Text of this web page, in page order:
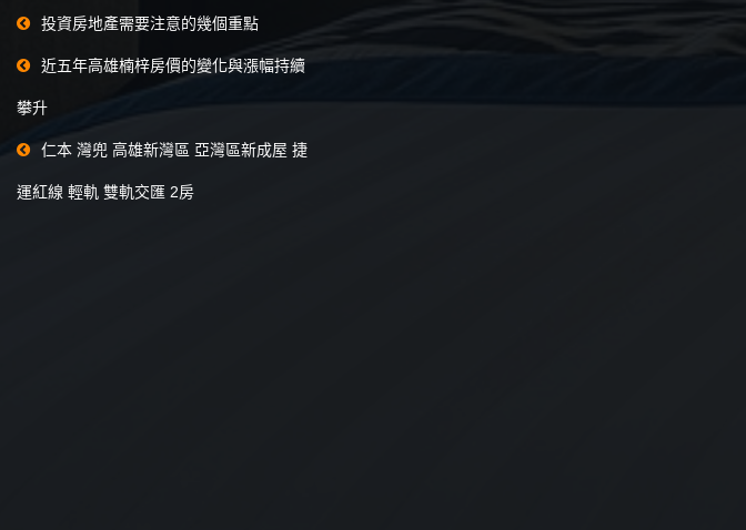
投資房地產需要注意的幾個重點
近五年高雄楠梓房價的變化與漲幅持續
攀升
仁本 灣兜 高雄新灣區 亞灣區新成屋 捷
運紅線 輕軌 雙軌交匯 2房